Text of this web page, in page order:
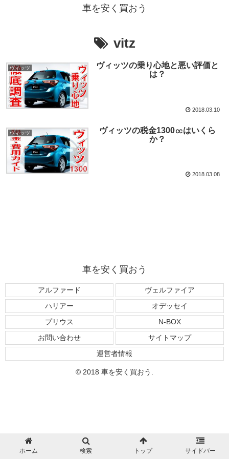
車を安く買おう
vitz
ヴィッツ
ヴィッツの乗り心地と悪い評価と
は？
2018.03.10
ヴィッツ
ヴィッツの税金1300㏄はいくら
か？
2018.03.08
車を安く買おう
アルファード
ヴェルファイア
ハリアー
オデッセイ
プリウス
N-BOX
お問い合わせ
サイトマップ
運営者情報
© 2018 車を安く買おう.
ホーム 検索 トップ サイドバー